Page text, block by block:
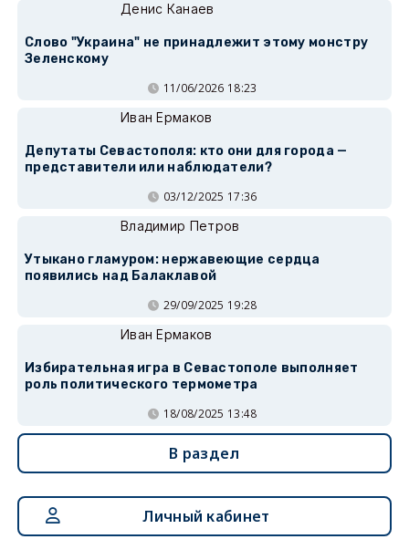
Денис Канаев
Слово "Украина" не принадлежит этому монстру
Зеленскому
11/06/2026 18:23
Иван Ермаков
Депутаты Севастополя: кто они для города —
представители или наблюдатели?
03/12/2025 17:36
Владимир Петров
Утыкано гламуром: нержавеющие сердца
появились над Балаклавой
29/09/2025 19:28
Иван Ермаков
Избирательная игра в Севастополе выполняет
роль политического термометра
18/08/2025 13:48
В раздел
Личный кабинет